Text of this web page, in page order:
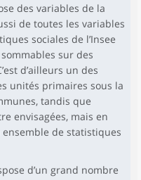
des variables de la
de toutes les variables
sociales de l’Insee
sur des
d’ailleurs un des
unités primaires sous la
tandis que
envisagées, mais en
de statistiques
d’un grand nombre